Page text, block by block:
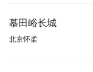
慕田峪长城
北京怀柔